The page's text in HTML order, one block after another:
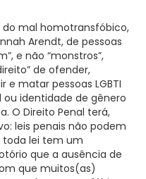
do mal homotransfóbico,
Arendt, de pessoas
e não “monstros”,
de ofender,
matar pessoas LGBTI
identidade de gênero
O Direito Penal terá,
leis penais não podem
toda lei tem um
que a ausência de
que muitos(as)